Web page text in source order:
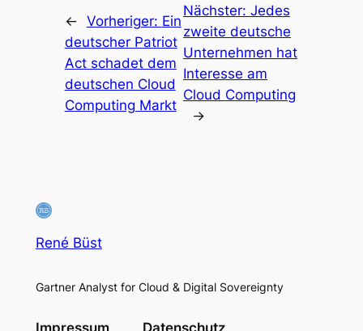
← Vorheriger: Ein
deutscher Patriot
Act schadet dem
deutschen Cloud
Computing Markt
Nächster:Jedes
zweite deutsche
Unternehmen hat
Interesse am
Cloud Computing
→
René Büst
Gartner Analyst for Cloud & Digital Sovereignty
Impressum Datenschutz